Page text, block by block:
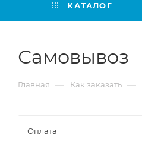
КАТАЛОГ
Самовывоз
Главная — Как заказать —
Оплата